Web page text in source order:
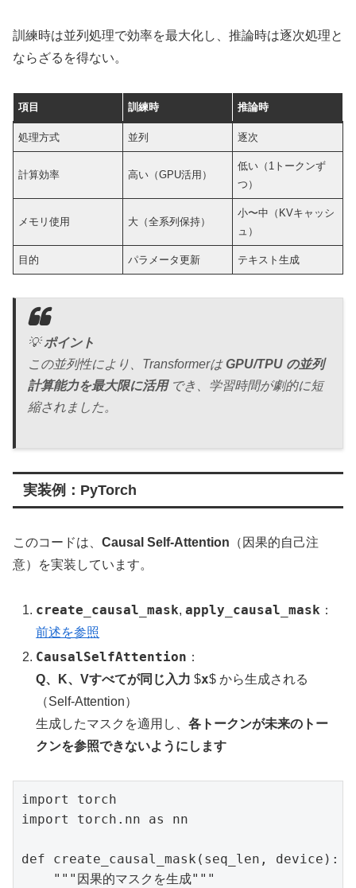
訓練時は並列処理で効率を最大化し、推論時は逐次処理と
ならざるを得ない。
項目 訓練時 推論時
処理方式 並列 逐次
計算効率 高い（GPU活用）
低い（1トークンず
つ）
メモリ使用 大（全系列保持）
小〜中（KVキャッシ
ュ）
目的 パラメータ更新 テキスト生成
💡ポイント
この並列性により、TransformerはGPU/TPU の並列
計算能力を最大限に活用でき、学習時間が劇的に短
縮されました。
実装例：PyTorch
このコードは、 Causal Self-Attention （因果的自己注
意）を実装しています。
create_causal_mask,apply_causal_mask ：
前述を参照
CausalSelfAttention ：
Q、K、Vすべてが同じ入力$x$ から生成される
（Self-Attention）
生成したマスクを適用し、各トークンが未来のトー
クンを参照できないようにします
import torch
import torch.nn as nn
def create_causal_mask(seq_len, device):
    """因果的マスクを生成"""